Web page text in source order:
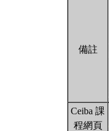
備註
Ceiba 課
程網頁